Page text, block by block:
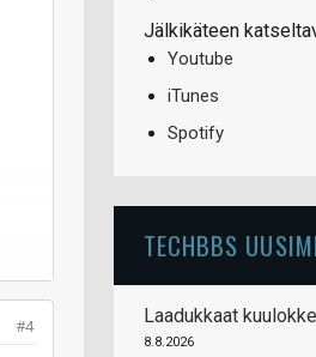
#4
Jälkikäteen
Youtube
iTunes
Spotify
TECHBBS
Laadukkaat
8.8.2026